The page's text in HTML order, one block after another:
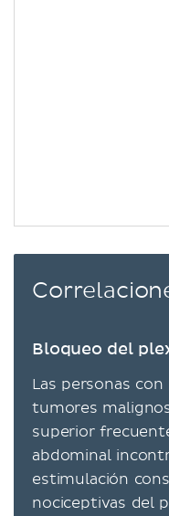
Bloqueo del
Las personas
tumores
superior
abdominal
estimulación
nociceptivas del